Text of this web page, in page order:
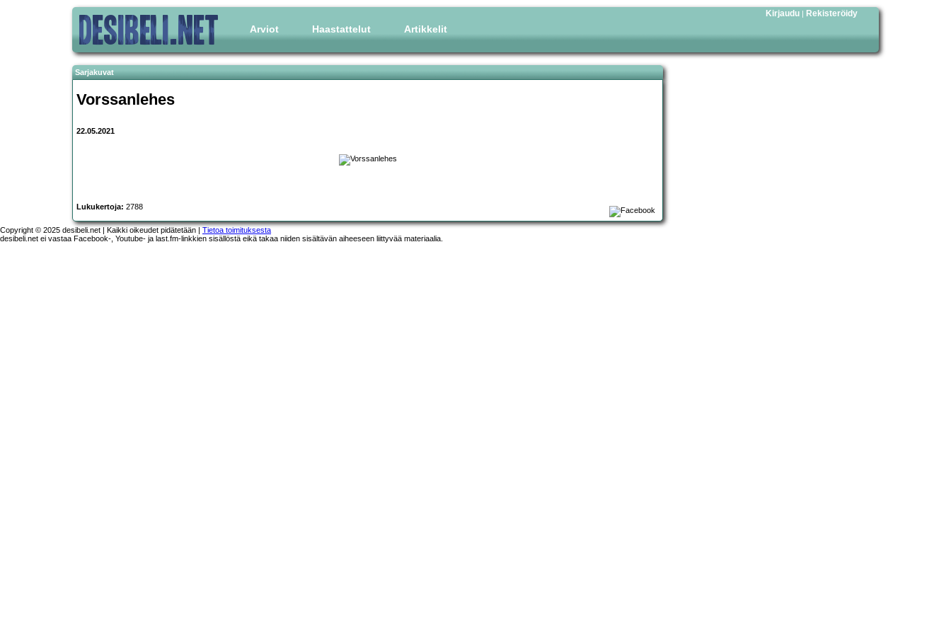
Arviot Haastattelut Artikkelit
Kirjaudu | Rekisteröidy
Sarjakuvat
Vorssanlehes
22.05.2021
Lukukertoja: 2788
Copyright © 2025 desibeli.net | Kaikki oikeudet pidätetään | Tietoa toimituksesta
desibeli.net ei vastaa Facebook-, Youtube- ja last.fm-linkkien sisällöstä eikä takaa niiden sisältävän aiheeseen liittyvää materiaalia.